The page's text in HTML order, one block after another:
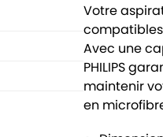
Votre
Avec une
PHILIPS
maintenir
en